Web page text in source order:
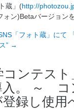
蔵」(http://
ン)Betaバージョン
「フォト蔵」にて
” →
ンテスト
入。 ～
登録し使